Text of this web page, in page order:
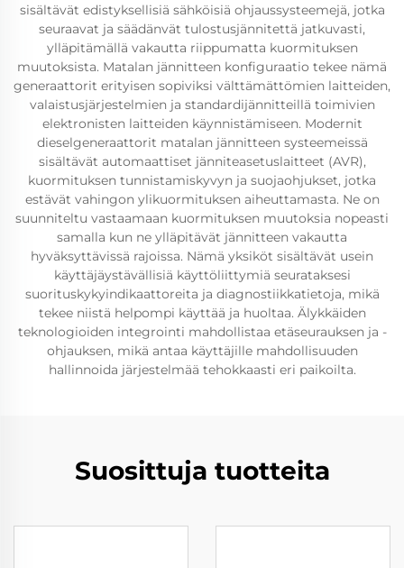
sisältävät edistyksellisiä sähköisiä ohjaussysteemejä, jotka
seuraavat ja säädänvät tulostusjännitettä jatkuvasti,
ylläpitämällä vakautta riippumatta kuormituksen
muutoksista. Matalan jännitteen konfiguraatio tekee nämä
generaattorit erityisen sopiviksi välttämättömien laitteiden,
valaistusjärjestelmien ja standardijännitteillä toimivien
elektronisten laitteiden käynnistämiseen. Modernit
dieselgeneraattorit matalan jännitteen systeemeissä
sisältävät automaattiset jänniteasetuslaitteet (AVR),
kuormituksen tunnistamiskyvyn ja suojaohjukset, jotka
estävät vahingon ylikuormituksen aiheuttamasta. Ne on
suunniteltu vastaamaan kuormituksen muutoksia nopeasti
samalla kun ne ylläpitävät jännitteen vakautta
hyväksyttävissä rajoissa. Nämä yksiköt sisältävät usein
käyttäjäystävällisiä käyttöliittymiä seurataksesi
suorituskykyindikaattoreita ja diagnostiikkatietoja, mikä
tekee niistä helpompi käyttää ja huoltaa. Älykkäiden
teknologioiden integrointi mahdollistaa etäseurauksen ja -
ohjauksen, mikä antaa käyttäjille mahdollisuuden
hallinnoida järjestelmää tehokkaasti eri paikoilta.
Suosittuja tuotteita